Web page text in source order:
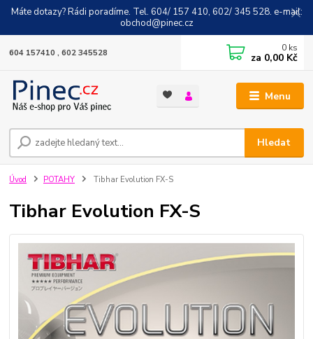
Máte dotazy? Rádi poradíme. Tel. 604/ 157 410, 602/ 345 528. e-mail:
obchod@pinec.cz
Menu
Hledat
604 157410 , 602 345528 0 ks
za 0,00 Kč
Úvod POTAHY Tibhar Evolution FX-S
Tibhar Evolution FX-S